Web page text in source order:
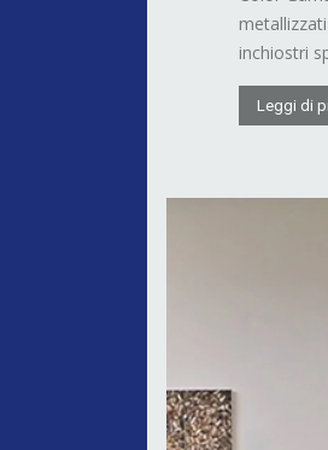
inchiostri
Leggi di